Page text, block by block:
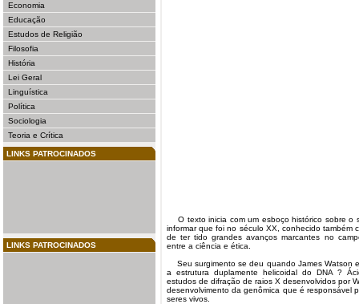
Economia
Educação
Estudos de Religião
Filosofia
História
Lei Geral
Linguística
Política
Sociologia
Teoria e Crítica
LINKS PATROCINADOS
LINKS PATROCINADOS
O texto inicia com um esboço histórico sobre o
informar que foi no século XX, conhecido também
de ter tido grandes avanços marcantes no
entre a ciência e ética.
Seu surgimento se deu quando James Watson
a estrutura duplamente helicoidal do DNA ?
estudos de difração de raios X desenvolvidos por
desenvolvimento da genômica que é responsável
seres vivos.